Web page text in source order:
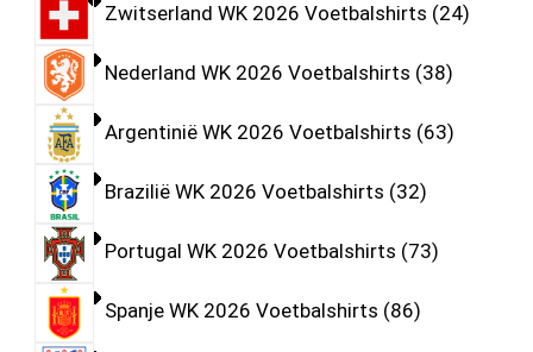
Zwitserland WK 2026 Voetbalshirts 24
Nederland WK 2026 Voetbalshirts 38
Argentinië WK 2026 Voetbalshirts 63
Brazilië WK 2026 Voetbalshirts 32
Portugal WK 2026 Voetbalshirts 73
Spanje WK 2026 Voetbalshirts 86